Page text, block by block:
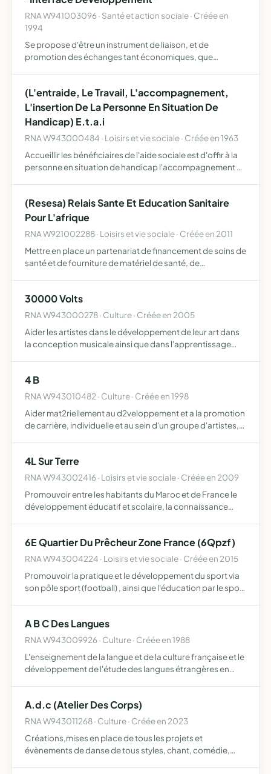
RNA W941003096 · Santé et action sociale · Créée en
1994
Se propose d'être un instrument de liaison, et de
promotion des échanges tant économiques, que
plus gra…
(L'entraide, Le Travail, L'accompagnement,
L'insertion De La Personne En Situation De
Handicap) E.t.a.i
RNA W943000484 · Loisirs et vie sociale · Créée en 1963
Accueillir les bénéficiaires de l'aide sociale est d'offir à la
personne en situation de handicap l'accompagnement et
(Resesa) Relais Sante Et Education Sanitaire
Pour L'afrique
RNA W921002288 · Loisirs et vie sociale · Créée en 2011
Mettre en place un partenariat de financement de soins de
santé et de fourniture de matériel de santé, de
30000 Volts
RNA W943000278 · Culture · Créée en 2005
Aider les artistes dans le développement de leur art dans
la conception musicale ainsi que dans l'apprentissage
s…
4 B
RNA W943010482 · Culture · Créée en 1998
Aider mat2riellement au d2veloppement et a la promotion
de carrière, individuelle et au sein d'un groupe d'artistes,
4L Sur Terre
RNA W943002416 · Loisirs et vie sociale · Créée en 2009
Promouvoir entre les habitants du Maroc et de France le
développement éducatif et scolaire, la connaissance
caractè…
6E Quartier Du Prêcheur Zone France (6Qpzf)
RNA W943004224 · Loisirs et vie sociale · Créée en 2015
Promouvoir la pratique et le développement du sport via
son pôle sport (football) , ainsi que l'éducation par le sport
A B C Des Langues
RNA W943009926 · Culture · Créée en 1988
L'enseignement de la langue et de la culture française et le
développement de l'étude des langues étrangères en
A.d.c (Atelier Des Corps)
RNA W943011268 · Culture · Créée en 2023
Créations,mises en place de tous les projets et
évènements de danse de tous styles, chant, comédie,